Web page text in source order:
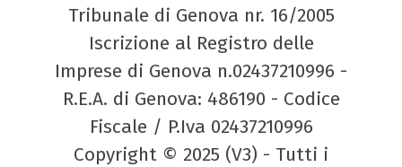
Tribunale di Genova nr. 16/2005
Iscrizione al Registro delle
Imprese di Genova n.02437210996 -
R.E.A. di Genova: 486190 - Codice
Fiscale / P.Iva 02437210996
Copyright © 2025 (V3) - Tutti i